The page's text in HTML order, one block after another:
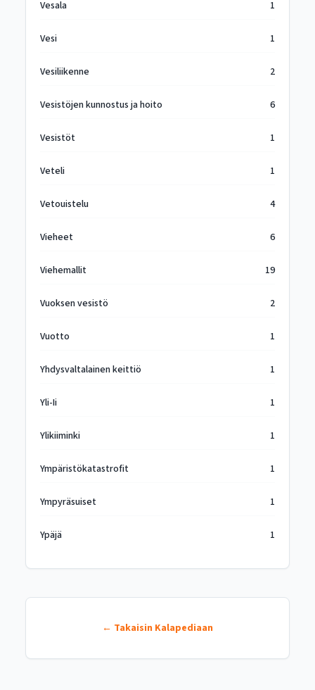
Vesala 1
Vesi 1
Vesiliikenne 2
Vesistöjen kunnostus ja hoito 6
Vesistöt 1
Veteli 1
Vetouistelu 4
Vieheet 6
Viehemallit 19
Vuoksen vesistö 2
Vuotto 1
Yhdysvaltalainen keittiö 1
Yli-Ii 1
Ylikiiminki 1
Ympäristökatastrofit 1
Ympyräsuiset 1
Ypäjä 1
← Takaisin Kalapediaan